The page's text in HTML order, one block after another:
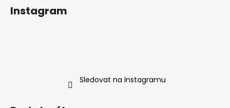
Instagram
Sledovat na Instagramu